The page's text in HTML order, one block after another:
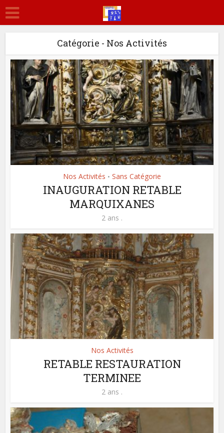
Catégorie - Nos Activités
Nos Activités • Sans Catégorie
INAUGURATION RETABLE
MARQUIXANES
2 ans .
Nos Activités
RETABLE RESTAURATION
TERMINEE
2 ans .